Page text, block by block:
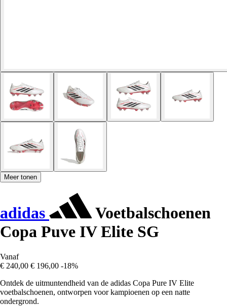
Meer tonen
adidas
Voetbalschoenen
Copa Puve IV Elite SG
Vanaf
€ 240,00 € 196,00 -18%
Ontdek de uitmuntendheid van de adidas Copa Pure IV Elite
voetbalschoenen, ontworpen voor kampioenen op een natte
ondergrond.